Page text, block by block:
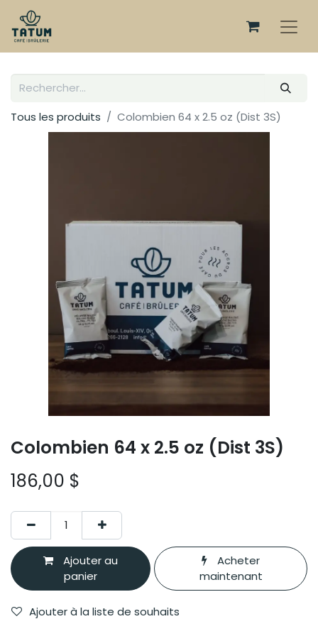
Tous les produits Colombien 64 x 2.5 oz (Dist 3S)
Colombien 64 x 2.5 oz (Dist 3S)
186,00 $
Ajouter au
panier
Acheter
maintenant
Ajouter à la liste de souhaits